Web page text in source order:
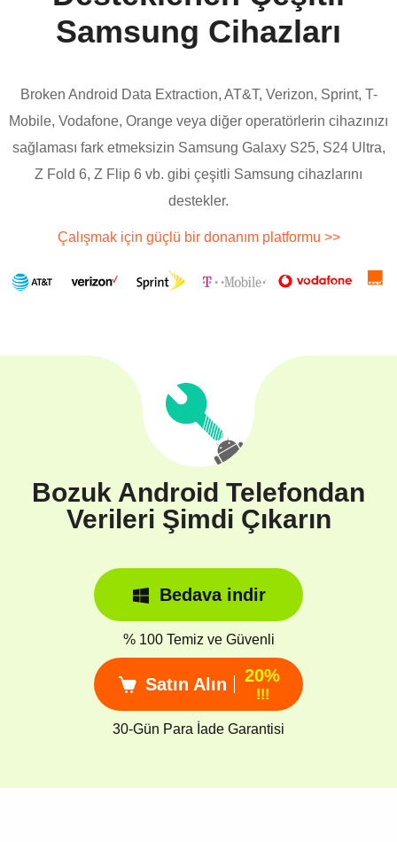
Samsung Cihazları
Broken Android Data Extraction, AT&T, Verizon, Sprint, T-
Mobile, Vodafone, Orange veya diğer operatörlerin cihazınızı
sağlaması fark etmeksizin Samsung Galaxy S25, S24 Ultra,
Z Fold 6, Z Flip 6 vb. gibi çeşitli Samsung cihazlarını
destekler.
Çalışmak için güçlü bir donanım platformu >>
Bozuk Android Telefondan
Verileri Şimdi Çıkarın
Bedava indir
% 100 Temiz ve Güvenli
Satın Alın 20%
!!!
30-Gün Para İade Garantisi